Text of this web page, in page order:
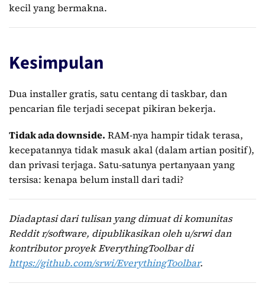
kecil yang bermakna.
Kesimpulan
Dua installer gratis, satu centang di taskbar, dan
pencarian file terjadi secepat pikiran bekerja.
Tidak ada downside. RAM-nya hampir tidak terasa,
kecepatannya tidak masuk akal (dalam artian positif),
dan privasi terjaga. Satu-satunya pertanyaan yang
tersisa: kenapa belum install dari tadi?
Diadaptasi dari tulisan yang dimuat di komunitas
Reddit r/software, dipublikasikan oleh u/srwi dan
kontributor proyek EverythingToolbar di
https://github.com/srwi/EverythingToolbar.